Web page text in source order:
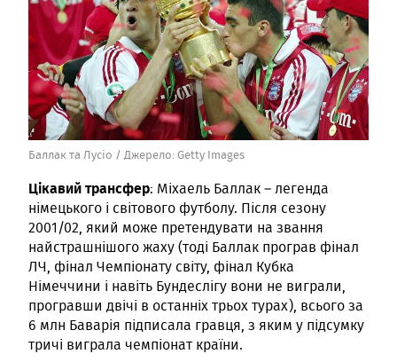
Баллак та Лусіо / Джерело: Getty Images
Цікавий трансфер: Міхаель Баллак – легенда
німецького і світового футболу. Після сезону
2001/02, який може претендувати на звання
найстрашнішого жаху (тоді Баллак програв фінал
ЛЧ, фінал Чемпіонату світу, фінал Кубка
Німеччини і навіть Бундеслігу вони не виграли,
програвши двічі в останніх трьох турах), всього за
6 млн Баварія підписала гравця, з яким у підсумку
тричі виграла чемпіонат країни.